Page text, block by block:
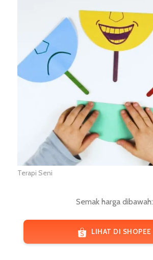
Terapi Seni
Semak harga dibawah:
LIHAT DI SHOPEE